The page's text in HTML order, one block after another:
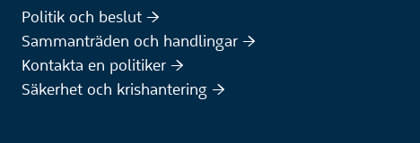
Politik och beslut :höger:
Sammanträden och handlingar :höger:
Kontakta en politiker :höger:
Säkerhet och krishantering :höger: